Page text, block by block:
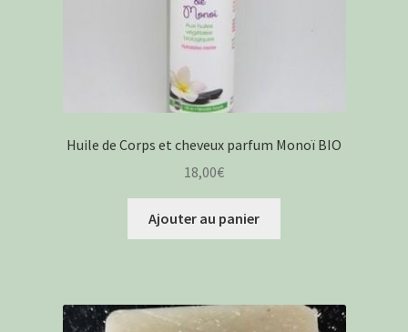
Huile de Corps et cheveux parfum Monoï BIO
18,00€
Ajouter au panier